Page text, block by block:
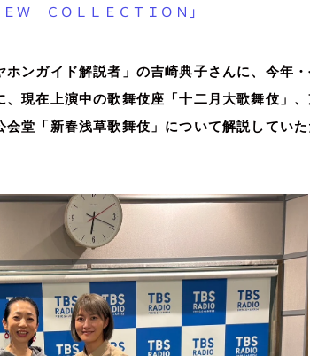
Ｗ ＣＯＬＬＥＣＴＩＯＮ」
ンガイド解説者」の吉崎典子さんに、今年
現在上演中の歌舞伎座「十二月大歌舞伎」
会堂「新春浅草歌舞伎」について解説してい